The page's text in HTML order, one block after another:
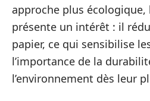
approche plus écologique,
présente un intérêt : il
papier, ce qui sensibilise
l’importance de la
l’environnement dès leur